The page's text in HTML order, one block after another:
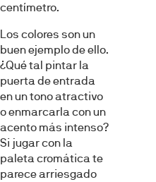
centímetro.
Los colores son un
buen ejemplo de ello.
¿Qué tal pintar la
puerta de entrada
en un tono atractivo
o enmarcarla con un
acento más intenso?
Si jugar con la
paleta cromática te
parece arriesgado